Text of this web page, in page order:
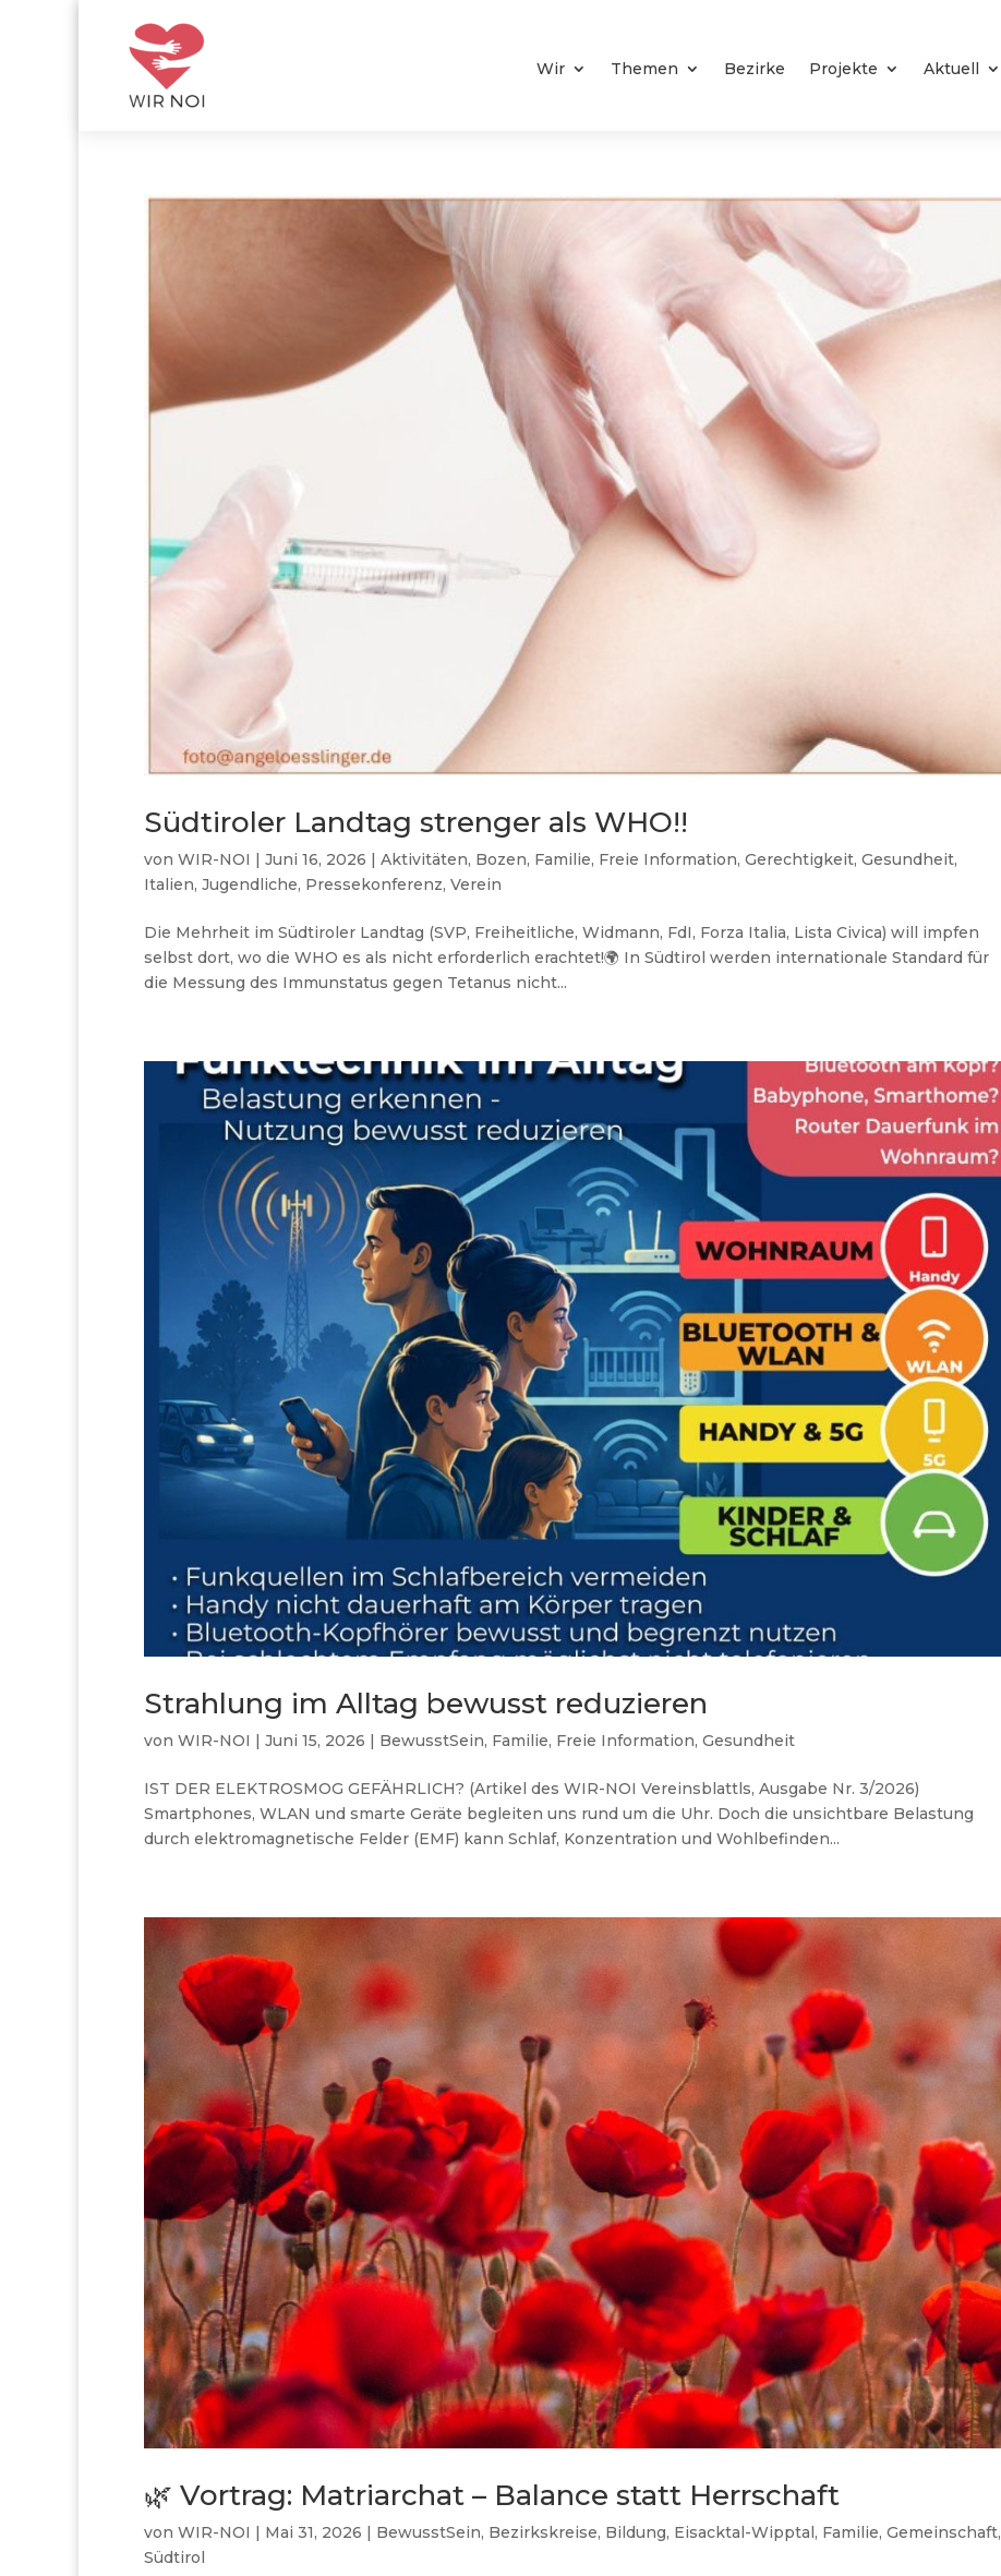
Wir Themen Bezirke Projekte Aktuell
Südtiroler Landtag strenger als WHO!!
von WIR-NOI | Juni 16, 2026 | Aktivitäten, Bozen, Familie, Freie Information, Gerechtigkeit, Gesundheit,
Italien, Jugendliche, Pressekonferenz, Verein
Die Mehrheit im Südtiroler Landtag (SVP, Freiheitliche, Widmann, FdI, Forza Italia, Lista Civica) will impfen
selbst dort, wo die WHO es als nicht erforderlich erachtet!🌍 In Südtirol werden internationale Standard für
die Messung des Immunstatus gegen Tetanus nicht...
Strahlung im Alltag bewusst reduzieren
von WIR-NOI | Juni 15, 2026 | BewusstSein, Familie, Freie Information, Gesundheit
IST DER ELEKTROSMOG GEFÄHRLICH? (Artikel des WIR-NOI Vereinsblattls, Ausgabe Nr. 3/2026)
Smartphones, WLAN und smarte Geräte begleiten uns rund um die Uhr. Doch die unsichtbare Belastung
durch elektromagnetische Felder (EMF) kann Schlaf, Konzentration und Wohlbefinden...
🌿 Vortrag: Matriarchat – Balance statt Herrschaft
von WIR-NOI Mai 31, 2026 BewusstSein, Bezirkskreise, Bildung, Eisacktal-Wipptal , Familie, Gemeinschaft,
Südtirol